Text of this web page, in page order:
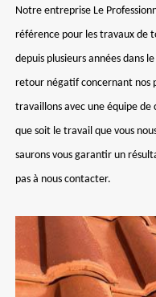
Notre entreprise Le
référence pour les travaux de
depuis plusieurs années dans
retour négatif concernant nos
travaillons avec une équipe
que soit le travail que vous
saurons vous garantir un
pas à nous contacter.